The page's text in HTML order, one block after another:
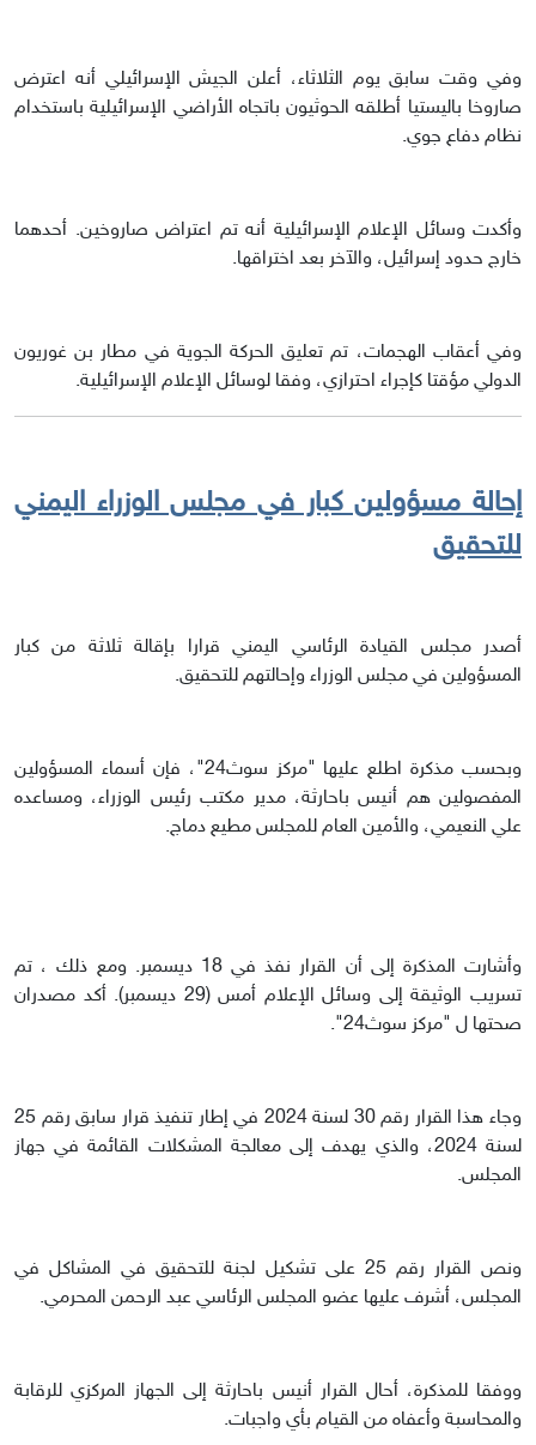
وفي وقت سابق يوم الثلاثاء، أعلن الجيش الإسرائيلي أنه اعترض
صاروخا باليستيا أطلقه الحوثيون باتجاه الأراضي الإسرائيلية باستخدام
نظام دفاع جوي.
وأكدت وسائل الإعلام الإسرائيلية أنه تم اعتراض صاروخين. أحدهما
خارج حدود إسرائيل، والآخر بعد اختراقها.
وفي أعقاب الهجمات، تم تعليق الحركة الجوية في مطار بن غوريون
الدولي مؤقتا كإجراء احترازي، وفقا لوسائل الإعلام الإسرائيلية.
إحالة مسؤولين كبار في مجلس الوزراء اليمني
للتحقيق
أصدر مجلس القيادة الرئاسي اليمني قرارا بإقالة ثلاثة من كبار
المسؤولين في مجلس الوزراء وإحالتهم للتحقيق.
وبحسب مذكرة اطلع عليها "مركز سوث24"، فإن أسماء المسؤولين
المفصولين هم أنيس باحارثة، مدير مكتب رئيس الوزراء، ومساعده
علي النعيمي، والأمين العام للمجلس مطيع دماج.
وأشارت المذكرة إلى أن القرار نفذ في 18 ديسمبر. ومع ذلك ، تم
تسريب الوثيقة إلى وسائل الإعلام أمس (29 ديسمبر). أكد مصدران
صحتها ل "مركز سوث24".
وجاء هذا القرار رقم 30 لسنة 2024 في إطار تنفيذ قرار سابق رقم 25
لسنة 2024، والذي يهدف إلى معالجة المشكلات القائمة في جهاز
المجلس.
ونص القرار رقم 25 على تشكيل لجنة للتحقيق في المشاكل في
المجلس، أشرف عليها عضو المجلس الرئاسي عبد الرحمن المحرمي.
ووفقا للمذكرة، أحال القرار أنيس باحارثة إلى الجهاز المركزي للرقابة
والمحاسبة وأعفاه من القيام بأي واجبات.